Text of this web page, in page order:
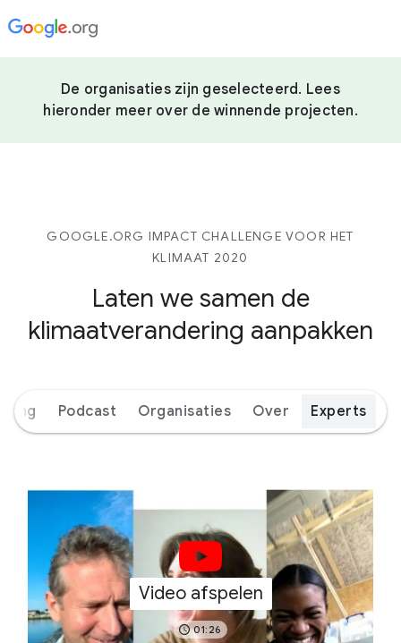
De organisaties zijn geselecteerd. Lees
hieronder meer over de winnende projecten.
GOOGLE.ORG IMPACT CHALLENGE VOOR HET
KLIMAAT 2020
Laten we samen de
klimaatverandering aanpakken
Podcast Organisaties Over Experts
Video afspelen
01:26